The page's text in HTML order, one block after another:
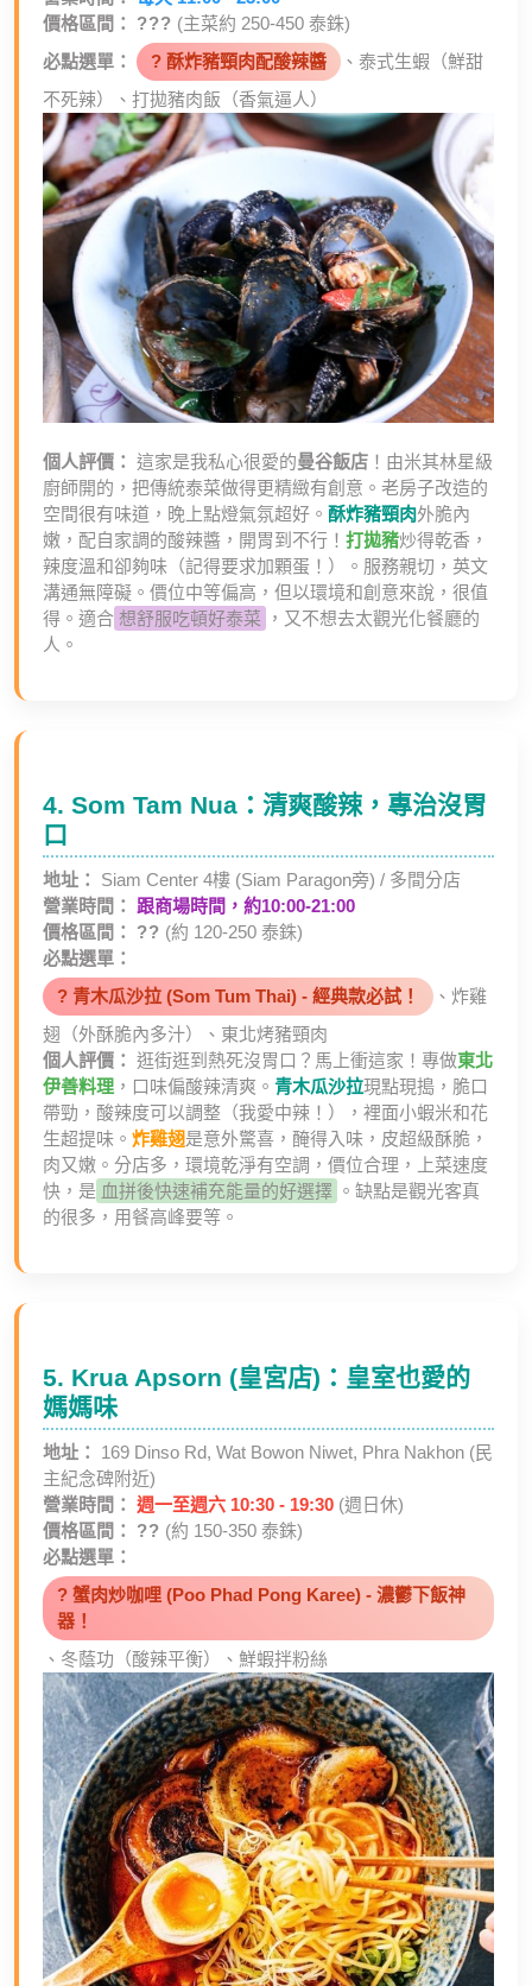
價格區間：
??? (主菜約 250-450 泰銖)
必點選單：
? 酥炸豬頸肉配酸辣醬
、泰式生蝦（鮮甜
不死辣）、打拋豬肉飯（香氣逼人）
個人評價： 這家是我私心很愛的曼谷飯店 ！由米其林星級
廚師開的，把傳統泰菜做得更精緻有創意。老房子改造的
空間很有味道，晚上點燈氣氛超好。 酥炸豬頸肉外脆內
嫩，配自家調的酸辣醬，開胃到不行！ 打拋豬炒得乾香，
辣度溫和卻夠味（記得要求加顆蛋！）。服務親切，英文
溝通無障礙。價位中等偏高，但以環境和創意來說，很值
得。適合 想舒服吃頓好泰菜
，又不想去太觀光化餐廳的
人。
4. Som Tam Nua：清爽酸辣，專治沒胃
口
地址：
Siam Center 4樓 (Siam Paragon旁) / 多間分店
營業時間： 跟商場時間，約10:00-21:00
價格區間：
?? (約 120-250 泰銖)
必點選單：
? 青木瓜沙拉 (Som Tum Thai) - 經典款必試！
、炸雞
翅（外酥脆內多汁）、東北烤豬頸肉
個人評價： 逛街逛到熱死沒胃口？馬上衝這家！專做東北
伊善料理 ，口味偏酸辣清爽。 青木瓜沙拉現點現搗，脆口
帶勁，酸辣度可以調整（我愛中辣！），裡面小蝦米和花
生超提味。 炸雞翅是意外驚喜，醃得入味，皮超級酥脆，
肉又嫩。分店多，環境乾淨有空調，價位合理，上菜速度
快，是 血拼後快速補充能量的好選擇 。缺點是觀光客真
的很多，用餐高峰要等。
5. Krua Apsorn (皇宮店)：皇室也愛的
媽媽味
地址：
169 Dinso Rd, Wat Bowon Niwet, Phra Nakhon (民
主紀念碑附近)
營業時間： 週一至週六 10:30 - 19:30 (週日休)
價格區間：
?? (約 150-350 泰銖)
必點選單：
? 蟹肉炒咖哩 (Poo Phad Pong Karee) - 濃鬱下飯神
器！
、冬蔭功（酸辣平衡）、鮮蝦拌粉絲